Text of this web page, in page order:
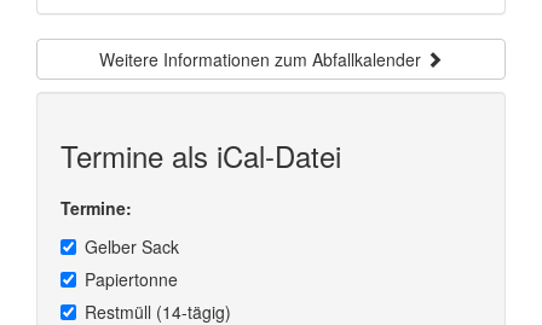
Weitere Informationen zum Abfallkalender
Termine als iCal-Datei
Termine:
Gelber Sack
Papiertonne
Restmüll (14-tägig)